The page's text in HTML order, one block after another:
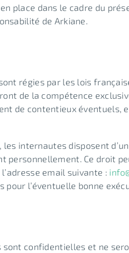
place dans le cadre du
de Arkiane.
régies par les lois
de la compétence
de contentieux éventuels,
internautes disposent
personnellement. Ce droit
email suivante :
pour l’éventuelle bonne
sont confidentielles et ne